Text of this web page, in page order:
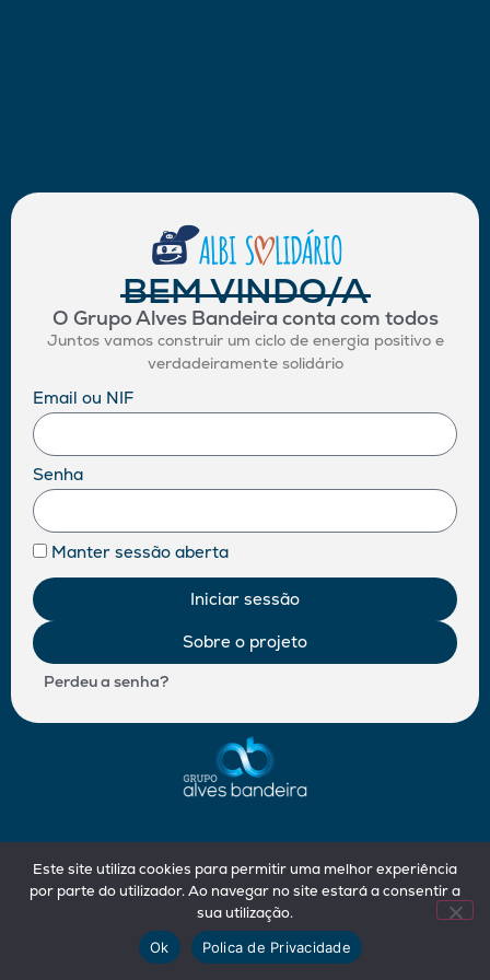
BEM VINDO/A
O Grupo Alves Bandeira conta com todos
Juntos vamos construir um ciclo de energia positivo e
verdadeiramente solidário
Email ou NIF
Senha
Manter sessão aberta
Iniciar sessão
Sobre o projeto
Perdeu a senha?
Este site utiliza cookies para permitir uma melhor experiência
por parte do utilizador. Ao navegar no site estará a consentir a
sua utilização.
Ok
Polica de Privacidade